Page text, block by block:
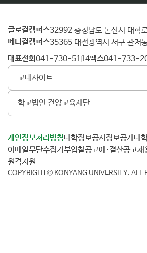
건
양
대
학
글로컬캠퍼스 32992 충청남도 논산시 대학
메디컬캠퍼스 35365 대전광역시 서구 관저
대표전화 041-730-5114 팩스 041-733-
교내사이트
학교법인 건양교육재단
개인정보처리방침 대학정보공시 정보공개
이메일무단수집거부
입찰공고 예·결산공고
원격지원
COPYRIGHT© KONYANG UNIVERSITY. ALL